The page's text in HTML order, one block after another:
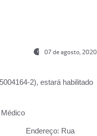
07 de agosto, 2020
2), estará habilitado
2). Endereço: Rua